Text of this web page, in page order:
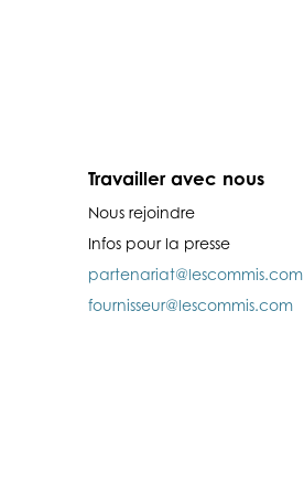
Travailler avec nous
Nous rejoindre
Infos pour la presse
partenariat@lescommis.com
fournisseur@lescommis.com